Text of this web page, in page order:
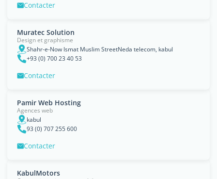
Contacter
Muratec Solution
Design et graphisme
Shahr-e-Now Ismat Muslim StreetNeda telecom, kabul
+93 (0) 700 23 40 53
Contacter
Pamir Web Hosting
Agences web
kabul
93 (0) 707 255 600
Contacter
KabulMotors